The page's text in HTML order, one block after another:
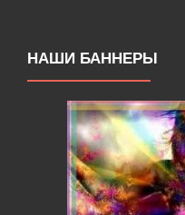
НАШИ БАННЕРЫ